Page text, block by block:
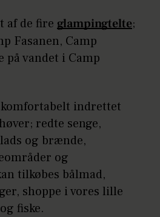
af de fire glampingtelte;
Fasanen, Camp
på vandet i Camp
indrettet
redte senge,
og brænde,
og
tilkøbes bålmad,
shoppe i vores lille
fiske.